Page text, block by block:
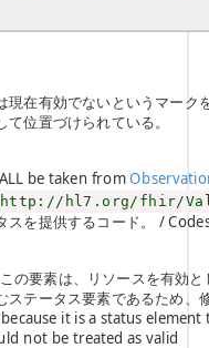
現在有効でないというマー
位置づけられている。
be taken from
http://hl7.org/fhir/
スを提供するコード。 /
の要素は、リソースを有効
ステータス要素であるため
it is a status
not be treated as valid